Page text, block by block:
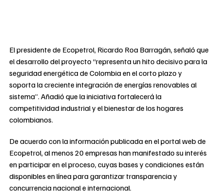
El presidente de Ecopetrol, Ricardo Roa Barragán, señaló que
el desarrollo del proyecto “representa un hito decisivo para la
seguridad energética de Colombia en el corto plazo y
soporta la creciente integración de energías renovables al
sistema”. Añadió que la iniciativa fortalecerá la
competitividad industrial y el bienestar de los hogares
colombianos.
De acuerdo con la información publicada en el portal web de
Ecopetrol, al menos 20 empresas han manifestado su interés
en participar en el proceso, cuyas bases y condiciones están
disponibles en línea para garantizar transparencia y
concurrencia nacional e internacional.